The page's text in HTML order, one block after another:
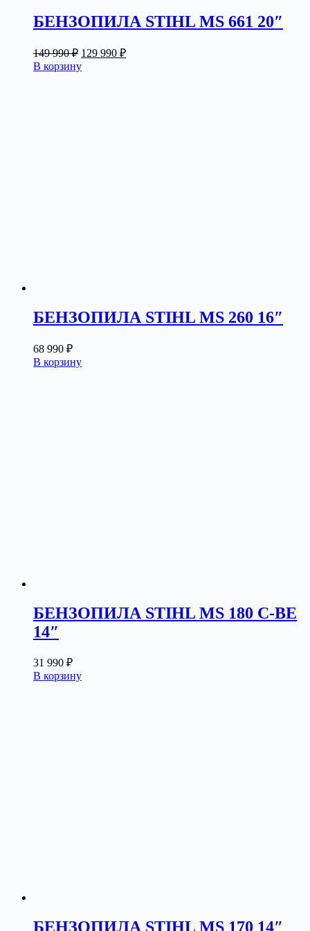
БЕНЗОПИЛА STIHL MS 661 20″
149 990₽ Первоначальная
цена
составляла
129 990 ₽Текущая
В корзину
БЕНЗОПИЛА STIHL MS 260 16″
68 990 ₽
В корзину
БЕНЗОПИЛА STIHL MS 180 C-BE
14″
31 990 ₽
В корзину
БЕНЗОПИЛА STIHL MS 170 14″